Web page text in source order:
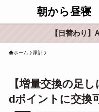
朝から昼寝
【日替わり
ホーム 家計
【増量交換の足
dポイントに交換